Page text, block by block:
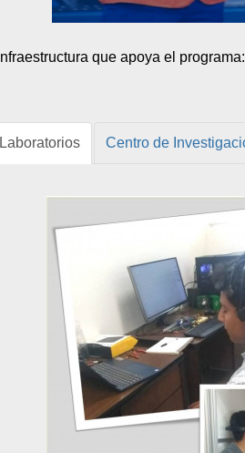
Infraestructura que apoya el programa:
Laboratorios Centro de